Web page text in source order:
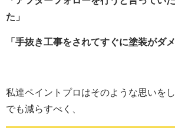
た」
「手抜き工事をされてすぐに塗装がダ
私達ペイントプロはそのような思いを
でも減らすべく、